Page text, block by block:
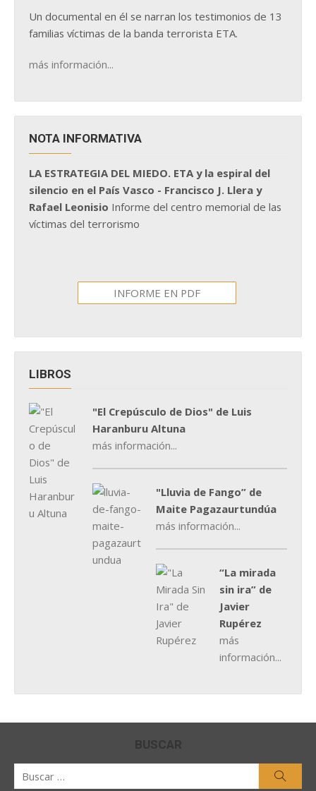
Un documental en él se narran los testimonios de 13
familias víctimas de la banda terrorista ETA.
más información...
NOTA INFORMATIVA
LA ESTRATEGIA DEL MIEDO. ETA y la espiral del
silencio en el País Vasco - Francisco J. Llera y
Rafael Leonisio Informe del centro memorial de las
víctimas del terrorismo
INFORME EN PDF
LIBROS
"El Crepúsculo de Dios" de Luis
Haranburu Altuna
más información...
"Lluvia de Fango” de
Maite Pagazaurtundúa
más información...
“La mirada
sin ira” de
Javier
Rupérez
más
información...
BUSCAR